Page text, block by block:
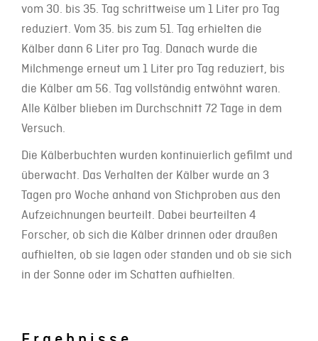
vom 30. bis 35. Tag schrittweise um 1 Liter pro Tag
reduziert. Vom 35. bis zum 51. Tag erhielten die
Kälber dann 6 Liter pro Tag. Danach wurde die
Milchmenge erneut um 1 Liter pro Tag reduziert, bis
die Kälber am 56. Tag vollständig entwöhnt waren.
Alle Kälber blieben im Durchschnitt 72 Tage in dem
Versuch.
Die Kälberbuchten wurden kontinuierlich gefilmt und
überwacht. Das Verhalten der Kälber wurde an 3
Tagen pro Woche anhand von Stichproben aus den
Aufzeichnungen beurteilt. Dabei beurteilten 4
Forscher, ob sich die Kälber drinnen oder draußen
aufhielten, ob sie lagen oder standen und ob sie sich
in der Sonne oder im Schatten aufhielten.